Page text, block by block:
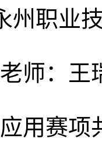
州职业
师：
用赛